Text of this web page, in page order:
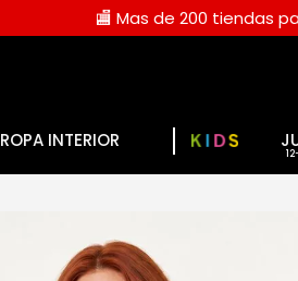
🏬 Mas de 200 tiendas
ROPA INTERIOR